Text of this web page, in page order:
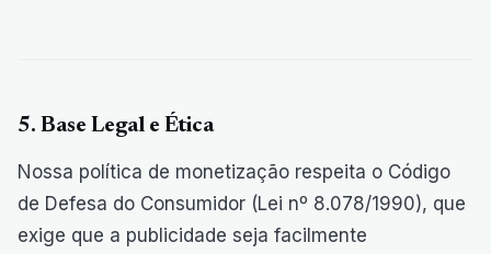
5. Base Legal e Ética
Nossa política de monetização respeita o Código
de Defesa do Consumidor (Lei nº 8.078/1990), que
exige que a publicidade seja facilmente